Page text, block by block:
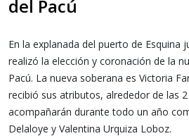
del Pacú
En la explanada del puerto de Esquina
realizó la elección y coronación de la
Pacú. La nueva soberana es Victoria
recibió sus atributos, alrededor de las
acompañarán durante todo un año
Delaloye y Valentina Urquiza Loboz.